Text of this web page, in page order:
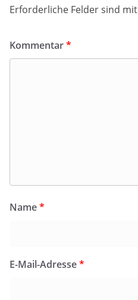
Erforderliche Felder sind mit
Kommentar*
Name*
E-Mail-Adresse*